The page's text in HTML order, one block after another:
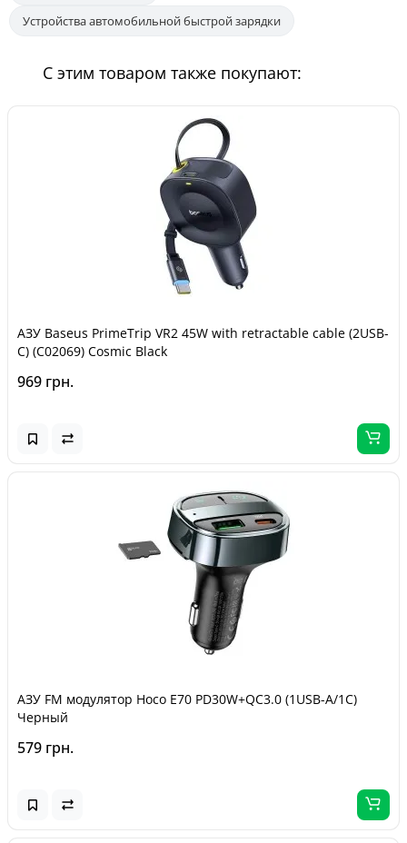
Устройства автомобильной быстрой зарядки
С этим товаром также покупают:
АЗУ Baseus PrimeTrip VR2 45W with retractable cable (2USB-
C) (C02069) Cosmic Black
969 грн.
АЗУ FM модулятор Hoco E70 PD30W+QC3.0 (1USB-A/1C)
Черный
579 грн.